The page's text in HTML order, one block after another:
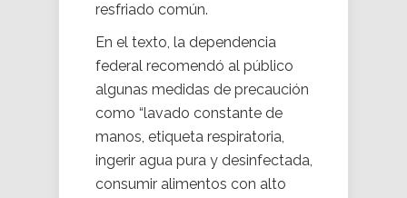
resfriado común.
En el texto, la dependencia
federal recomendó al público
algunas medidas de precaución
como “lavado constante de
manos, etiqueta respiratoria,
ingerir agua pura y desinfectada,
consumir alimentos con alto